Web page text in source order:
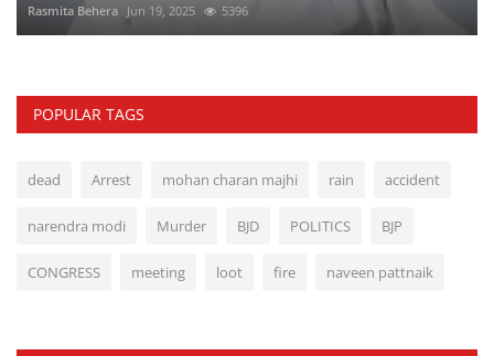
Rasmita Behera Jun 19, 2025 5396
POPULAR TAGS
dead Arrest mohan charan majhi rain accident
narendra modi Murder BJD POLITICS BJP
CONGRESS meeting loot fire naveen pattnaik